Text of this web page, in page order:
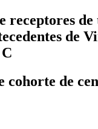
receptores
de
cohorte de